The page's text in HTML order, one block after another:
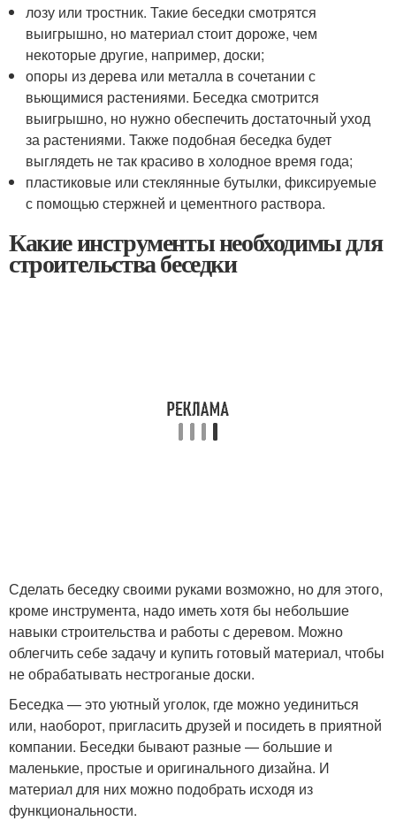
лозу или тростник. Такие беседки смотрятся
выигрышно, но материал стоит дороже, чем
некоторые другие, например, доски;
опоры из дерева или металла в сочетании с
вьющимися растениями. Беседка смотрится
выигрышно, но нужно обеспечить достаточный уход
за растениями. Также подобная беседка будет
выглядеть не так красиво в холодное время года;
пластиковые или стеклянные бутылки, фиксируемые
с помощью стержней и цементного раствора.
Какие инструменты необходимы для
строительства беседки
Сделать беседку своими руками возможно, но для этого,
кроме инструмента, надо иметь хотя бы небольшие
навыки строительства и работы с деревом. Можно
облегчить себе задачу и купить готовый материал, чтобы
не обрабатывать нестроганые доски.
Беседка — это уютный уголок, где можно уединиться
или, наоборот, пригласить друзей и посидеть в приятной
компании. Беседки бывают разные — большие и
маленькие, простые и оригинального дизайна. И
материал для них можно подобрать исходя из
функциональности.